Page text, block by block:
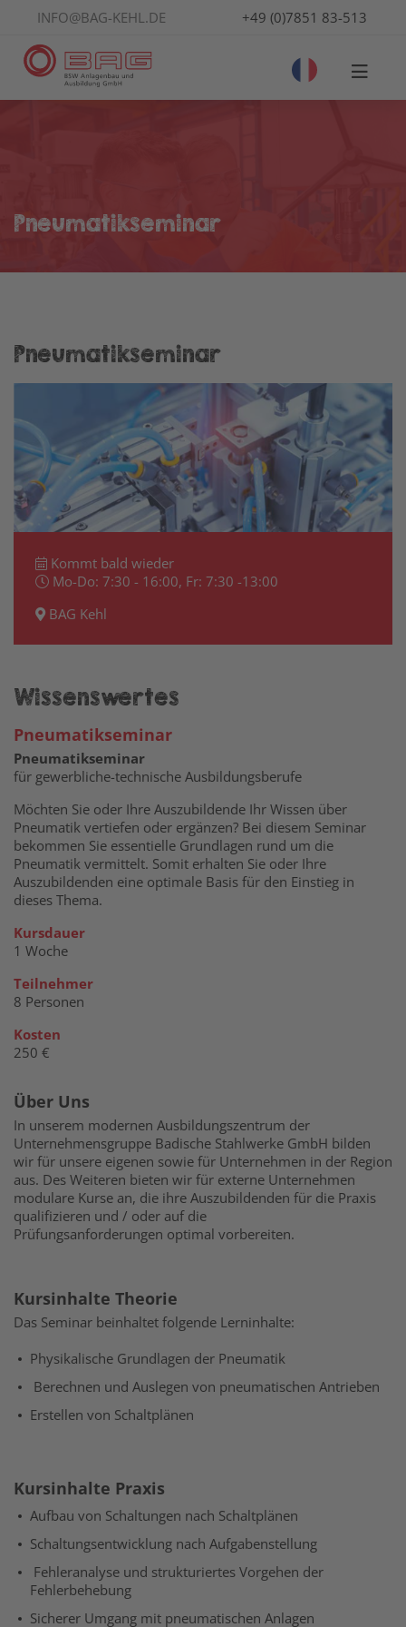
INFO@BAG-KEHL.DE +49 (0)7851 83-513
Pneumatikseminar
Pneumatikseminar
Kommt bald wieder
Mo-Do: 7:30 - 16:00, Fr: 7:30 -13:00
BAG Kehl
Wissenswertes
Pneumatikseminar
Pneumatikseminar
für gewerbliche-technische Ausbildungsberufe
Möchten Sie oder Ihre Auszubildende Ihr Wissen über
Pneumatik vertiefen oder ergänzen? Bei diesem Seminar
bekommen Sie essentielle Grundlagen rund um die
Pneumatik vermittelt. Somit erhalten Sie oder Ihre
Auszubildenden eine optimale Basis für den Einstieg in
dieses Thema.
Kursdauer
1 Woche
Teilnehmer
8 Personen
Kosten
250 €
Über Uns
In unserem modernen Ausbildungszentrum der
Unternehmensgruppe Badische Stahlwerke GmbH bilden
wir für unsere eigenen sowie für Unternehmen in der Region
aus. Des Weiteren bieten wir für externe Unternehmen
modulare Kurse an, die ihre Auszubildenden für die Praxis
qualifizieren und / oder auf die
Prüfungsanforderungen optimal vorbereiten.
Kursinhalte Theorie
Das Seminar beinhaltet folgende Lerninhalte:
Physikalische Grundlagen der Pneumatik
Berechnen und Auslegen von pneumatischen Antrieben
Erstellen von Schaltplänen
Kursinhalte Praxis
Aufbau von Schaltungen nach Schaltplänen
Schaltungsentwicklung nach Aufgabenstellung
Fehleranalyse und strukturiertes Vorgehen der
Fehlerbehebung
Sicherer Umgang mit pneumatischen Anlagen